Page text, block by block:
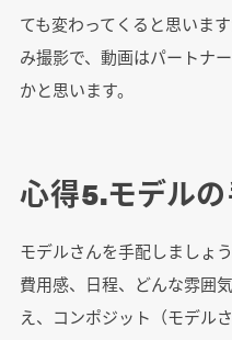
ても変わってくると思いま
み撮影で、動画はパートナ
かと思います。
心得5.モデル
モデルさんを手配しましょ
費用感、日程、どんな雰囲
え、コンポジット（モデル